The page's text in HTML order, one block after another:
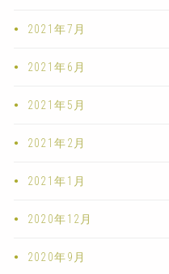
2021年7月
2021年6月
2021年5月
2021年2月
2021年1月
2020年12月
2020年9月